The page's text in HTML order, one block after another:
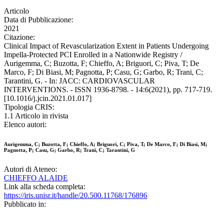
Articolo
Data di Pubblicazione:
2021
Citazione:
Clinical Impact of Revascularization Extent in Patients Undergoing
Impella-Protected PCI Enrolled in a Nationwide Registry /
Aurigemma, C; Buzotta, F; Chieffo, A; Briguori, C; Piva, T; De
Marco, F; Di Biasi, M; Pagnotta, P; Casu, G; Garbo, R; Trani, C;
Tarantini, G. - In: JACC: CARDIOVASCULAR
INTERVENTIONS. - ISSN 1936-8798. - 14:6(2021), pp. 717-719.
[10.1016/j.jcin.2021.01.017]
Tipologia CRIS:
1.1 Articolo in rivista
Elenco autori:
Aurigemma, C; Buzotta, F; Chieffo, A; Briguori, C; Piva, T; De Marco, F; Di Biasi, M;
Pagnotta, P; Casu, G; Garbo, R; Trani, C; Tarantini, G
Autori di Ateneo:
CHIEFFO ALAIDE
Link alla scheda completa:
https://iris.unisr.it/handle/20.500.11768/176896
Pubblicato in: